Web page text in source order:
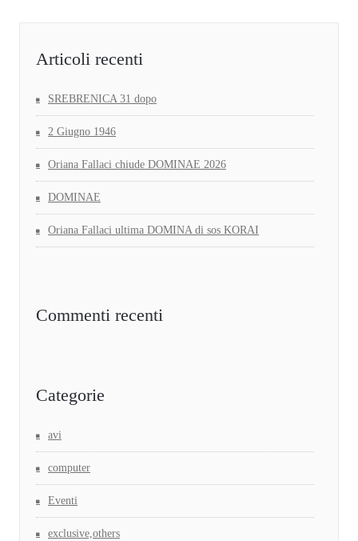
Articoli recenti
SREBRENICA 31 dopo
2 Giugno 1946
Oriana Fallaci chiude DOMINAE 2026
DOMINAE
Oriana Fallaci ultima DOMINA di sos KORAI
Commenti recenti
Categorie
avi
computer
Eventi
exclusive,others